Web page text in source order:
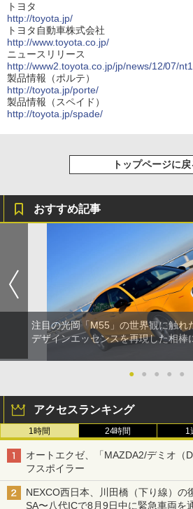
トヨタ
http://toyota.jp/
トヨタ自動車株式会社
http://www.toyota.co.jp/
ニュースリリース
http://www2.toyota.co.jp/jp/news/12/07/
製品情報（ポルテ）
http://toyota.jp/porte/
製品情報（スペイド）
http://toyota.jp/spade/
トップページに戻
おすすめ記事
注目の光岡「M55」の世界観に触れ
デザインエッセンスを再現した相棒
● ● ● ● ●
アクセスランキング
1時間 24時間 1
オートエクゼ、「MAZDA2/デミオ（
フスポイラー
NEXCO西日本、川田橋（下り線）の
SA〜八代ICで8月9日中に緊急車両を